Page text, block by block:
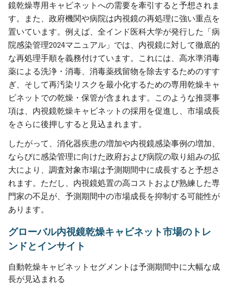
鏡乾燥専用キャビネットへの需要を牽引すると予想されま
す。また、政府機関や病院は内視鏡の再処理に強い重点を
置いています。例えば、全インド医科大学が発行した「病
院感染管理2024マニュアル」では、内視鏡に対して徹底的
な再処理手順を義務付けています。これには、高水準消毒
薬による洗浄・消毒、消毒薬残留物を除去するためのすす
ぎ、そして再汚染リスクを最小化するための専用乾燥キャ
ビネットでの乾燥・保管が含まれます。このような推奨事
項は、内視鏡乾燥キャビネットの採用を促進し、市場成長
をさらに後押しすると見込まれます。
したがって、消化器疾患の増加や内視鏡感染事例の増加、
ならびに感染管理に向けた政府および病院の取り組みの拡
大により、調査対象市場は予測期間中に成長すると予想さ
れます。ただし、内視鏡処置の高コストおよび熟練した専
門家の不足が、予測期間中の市場成長を抑制する可能性が
あります。
グローバル内視鏡乾燥キャビネット市場のトレ
ンドとインサイト
自動乾燥キャビネットセグメントは予測期間中に大幅な成
長が見込まれる